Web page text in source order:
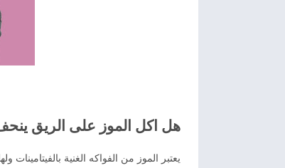
هل اكل الموز على الريق
يعتبر الموز من الفواكه الغنية